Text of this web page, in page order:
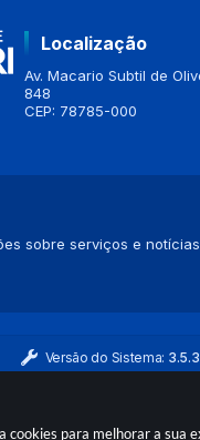
para melhorar a sua
Localização
Av. Macario Subtil de
848
CEP: 78785-000
sobre serviços e
Versão do Sistema: